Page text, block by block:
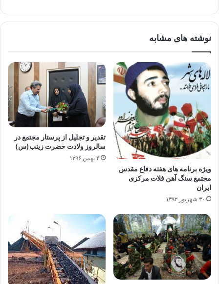
نوشته های مشابه
ویژه برنامه های هفته دفاع مقدس
مجتمع سنگ آهن فلات مرکزی
ایران
۳۰ شهریور ۱۳۹۲
تقدیر و تجلیل از پرستار مجتمع در
سالروز ولادت حضرت زینب(س)
۴ بهمن ۱۳۹۶